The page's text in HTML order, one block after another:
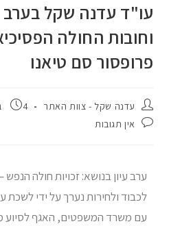
עו"ד עדנה שקל בערב
וחובות החולה
פרופסור סם טיאנו
עדנה שקל - צוות האתר 4 בינואר 2021
אין תגובות
ערב עיון בנושא: זכויות חולה הנפש
לכבוד ולחירות נערך על ידי לשכת
עם משרד המשפטים, האגף לסיוע